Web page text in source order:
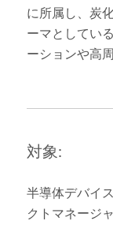
に所属し、炭
ーマとしてい
ーションや高
対象:
半導体デバイ
クトマネージ